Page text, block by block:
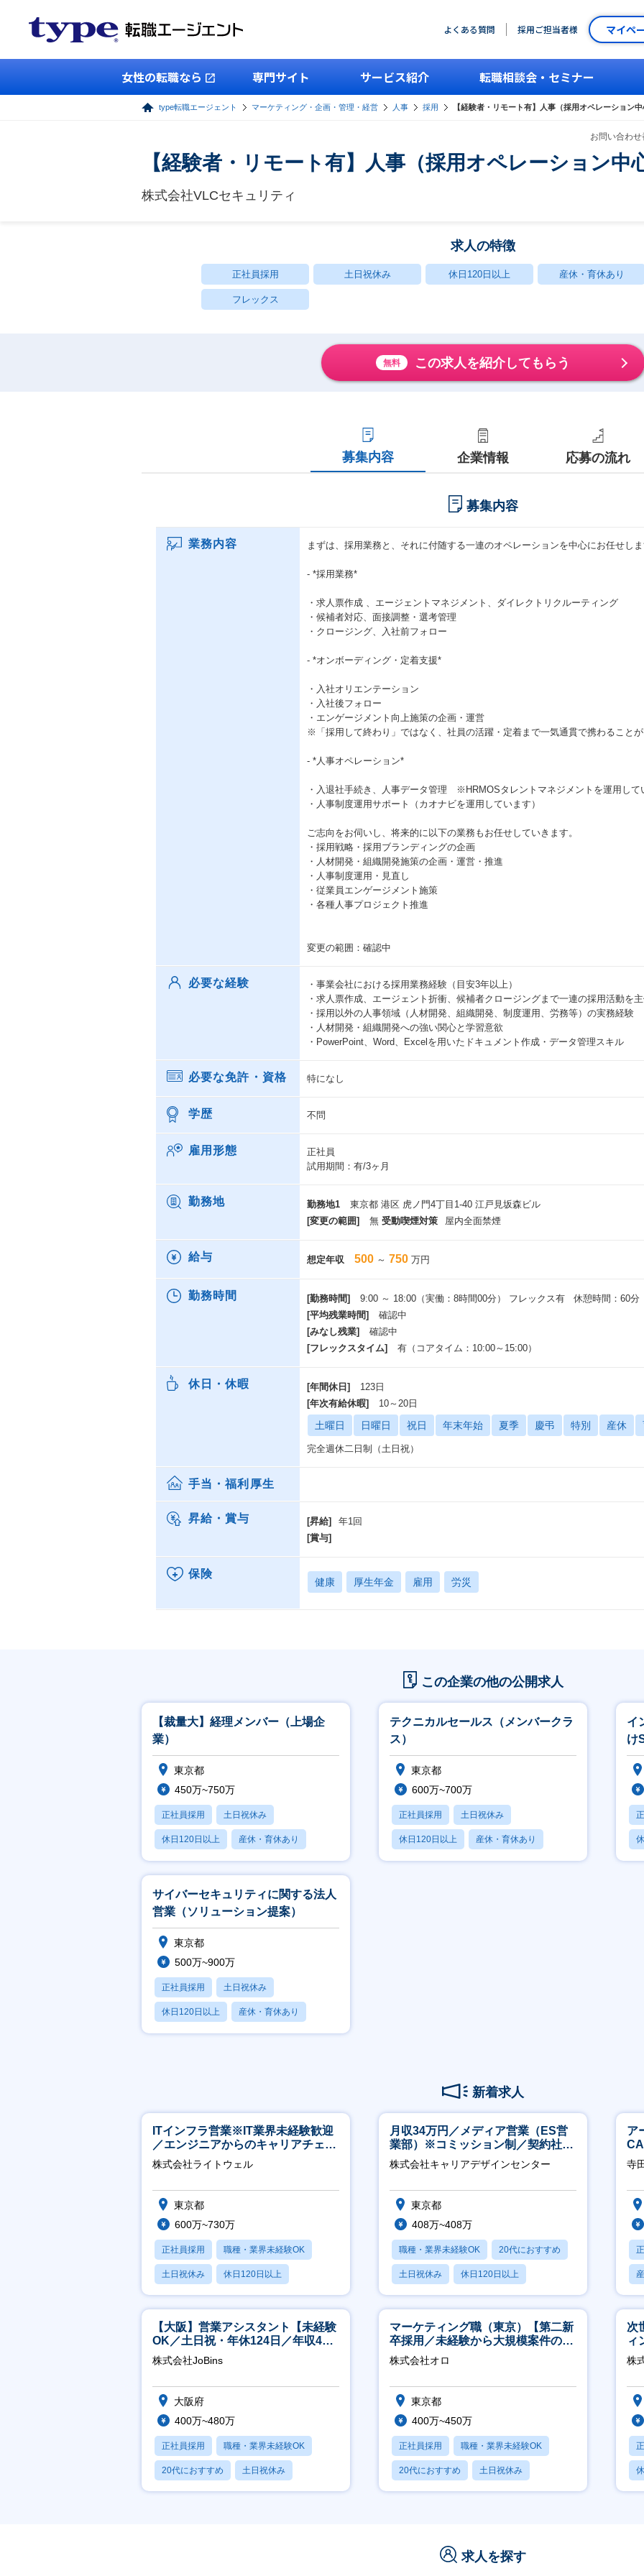
よくある質問 採用ご担当者様 マイペ
女性の転職なら 専門サイト サービス紹介 転職相談会・セミナー
type転職エージェント マーケティング・企画・管理・経営 人事 採用 【経験者・リモート有】人事（採用オペレーション
お問い合わ
【経験者・リモート有】人事（採用オペレーション中
株式会社VLCセキュリティ
求人の特徴
正社員採用 土日祝休み 休日120日以上 産休・育休あり
フレックス
無料 この求人を紹介してもらう
募集内容 企業情報 応募の流れ
募集内容
業務内容 まずは、採用業務と、それに付随する一連のオペレーションを中心にお任せし
- *採用業務*
・求人票作成 、エージェントマネジメント、ダイレクトリクルーティング
・候補者対応、面接調整・選考管理
・クロージング、入社前フォロー
- *オンボーディング・定着支援*
・入社オリエンテーション
・入社後フォロー
・エンゲージメント向上施策の企画・運営
※「採用して終わり」ではなく、社員の活躍・定着まで一気通貫で携わること
- *人事オペレーション*
・入退社手続き、人事データ管理 ※HRMOSタレントマネジメントを運用して
・人事制度運用サポート（カオナビを運用しています）
ご志向をお伺いし、将来的に以下の業務もお任せしていきます。
・採用戦略・採用ブランディングの企画
・人材開発・組織開発施策の企画・運営・推進
・人事制度運用・見直し
・従業員エンゲージメント施策
・各種人事プロジェクト推進
変更の範囲：確認中
必要な経験
・事業会社における採用業務経験（目安3年以上）
・求人票作成、エージェント折衝、候補者クロージングまで一連の採用活動を
・採用以外の人事領域（人材開発、組織開発、制度運用、労務等）の実務経験
・人材開発・組織開発への強い関心と学習意欲
・PowerPoint、Word、Excelを用いたドキュメント作成・データ管理スキル
必要な免許・資格 特になし
学歴 不問
雇用形態
正社員
試用期間：有/3ヶ月
勤務地 勤務地1
東京都 港区 虎ノ門4丁目1-40 江戸見坂森ビル
[変更の範囲]
無 受動喫煙対策 屋内全面禁煙
給与 想定年収 500 ～ 750 万円
勤務時間 [勤務時間]
9:00 ～ 18:00（実働：8時間00分） フレックス有 休憩時間：60分
[平均残業時間]
確認中
[みなし残業]
確認中
[フレックスタイム]
有（コアタイム：10:00～15:00）
休日・休暇 [年間休日]
123日
[年次有給休暇]
10～20日
土曜日 日曜日 祝日 年末年始 夏季 慶弔 特別 産休
完全週休二日制（土日祝）
手当・福利厚生
昇給・賞与 [昇給]
年1回
[賞与]
保険
健康 厚生年金 雇用 労災
この企業の他の公開求人
【裁量大】経理メンバー（上場企
業）
東京都
450万~750万
正社員採用 土日祝休み
休日120日以上 産休・育休あり
学歴不問
テクニカルセールス（メンバークラ
ス）
東京都
600万~700万
正社員採用 土日祝休み
休日120日以上 産休・育休あり
学歴不問
イ
け
サイバーセキュリティに関する法人
営業（ソリューション提案）
東京都
500万~900万
正社員採用 土日祝休み
休日120日以上 産休・育休あり
学歴不問
新着求人
ITインフラ営業※IT業界未経験歓迎
／エンジニアからのキャリアチェン
ジ可※【週3～4日リモート可能】
株式会社ライトウェル
東京都
600万~730万
正社員採用 職種・業界未経験OK
土日祝休み 休日120日以上
月残業20時間以内
月収34万円／メディア営業（ES営
業部）※コミッション制／契約社員
※4年目以降無期化
株式会社キャリアデザインセンター
東京都
408万~408万
職種・業界未経験OK 20代におすすめ
土日祝休み 休日120日以上
産休・育休あり
ア
※
寺
【大阪】営業アシスタント【未経験
OK／土日祝・年休124日／年収400
万～／転勤なし】
株式会社JoBins
大阪府
400万~480万
正社員採用 職種・業界未経験OK
20代におすすめ 土日祝休み
休日120日以上
マーケティング職（東京）【第二新
卒採用／未経験から大規模案件のマ
ーケティングが経験できる／研修充
実】
株式会社オロ
東京都
400万~450万
正社員採用 職種・業界未経験OK
20代におすすめ 土日祝休み
休日120日以上
次
ィ
株
求人を探す